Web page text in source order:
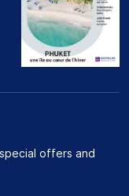
offers and